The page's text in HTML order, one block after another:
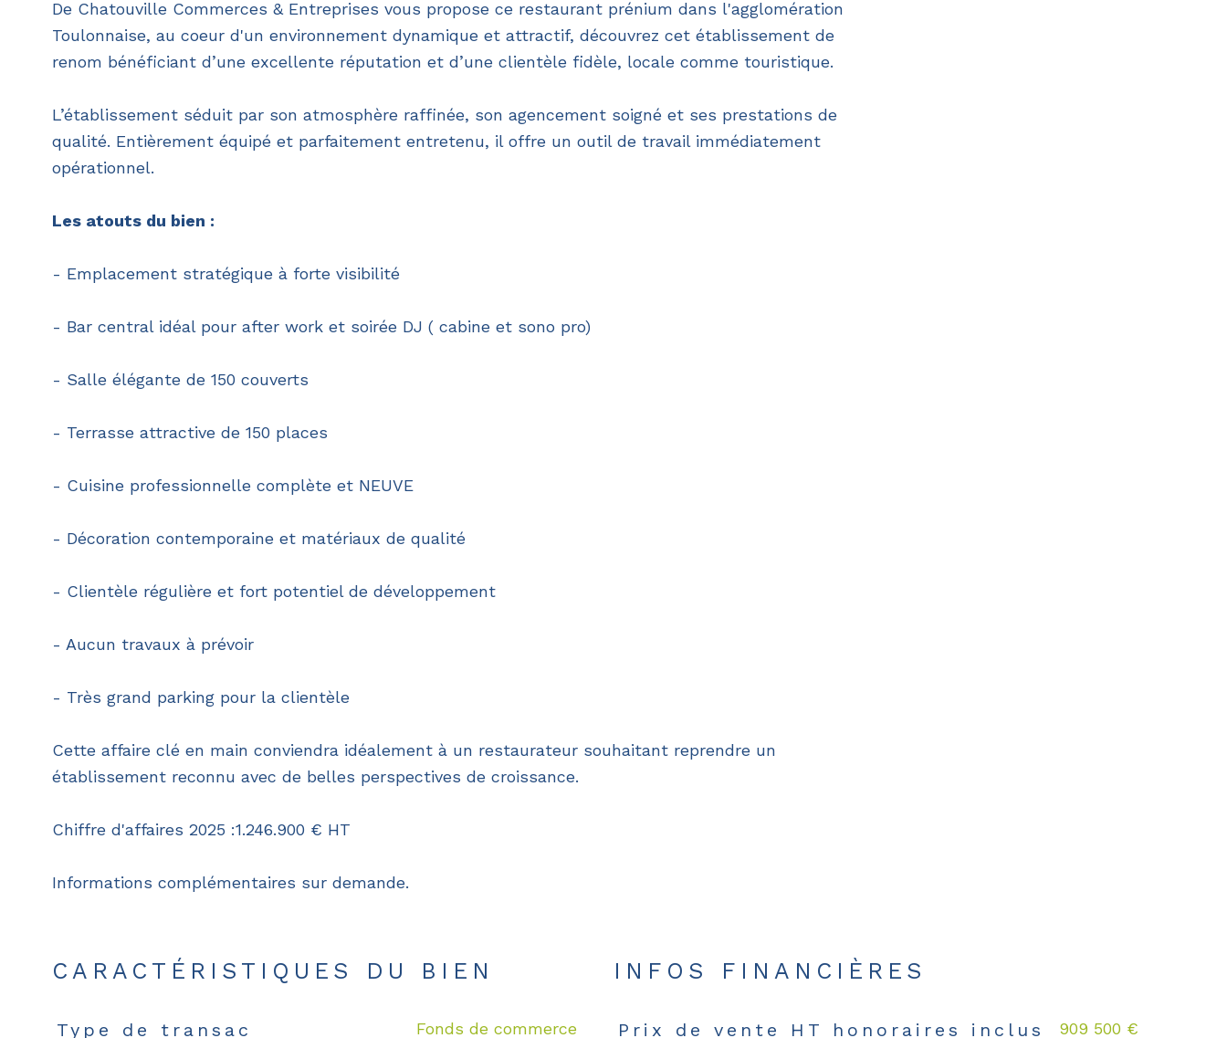
De Chatouville Commerces & Entreprises vous propose ce restaurant prénium dans l'agglomération
Toulonnaise, au coeur d'un environnement dynamique et attractif, découvrez cet établissement de
renom bénéficiant d’une excellente réputation et d’une clientèle fidèle, locale comme touristique.
L’établissement séduit par son atmosphère raffinée, son agencement soigné et ses prestations de
qualité. Entièrement équipé et parfaitement entretenu, il offre un outil de travail immédiatement
opérationnel.
Les atouts du bien :
- Emplacement stratégique à forte visibilité
- Bar central idéal pour after work et soirée DJ ( cabine et sono pro)
- Salle élégante de 150 couverts
- Terrasse attractive de 150 places
- Cuisine professionnelle complète et NEUVE
- Décoration contemporaine et matériaux de qualité
- Clientèle régulière et fort potentiel de développement
- Aucun travaux à prévoir
- Très grand parking pour la clientèle
Cette affaire clé en main conviendra idéalement à un restaurateur souhaitant reprendre un
établissement reconnu avec de belles perspectives de croissance.
Chiffre d'affaires 2025 :1.246.900 € HT
Informations complémentaires sur demande.
CARACTÉRISTIQUES DU BIEN
Caractéristiques Valeurs
Type de transac Fonds de commerce
INFOS FINANCIÈRES
Caractéristiques Valeurs
Prix de vente HT honoraires inclus 909 500 €